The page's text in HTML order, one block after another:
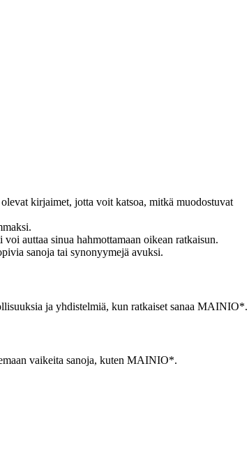
kirjaimet, jotta voit katsoa, mitkä muodostuvat
auttaa sinua hahmottamaan oikean ratkaisun.
sanoja tai synonyymejä avuksi.
ja yhdistelmiä, kun ratkaiset sanaa MAINIO*.
vaikeita sanoja, kuten MAINIO*.